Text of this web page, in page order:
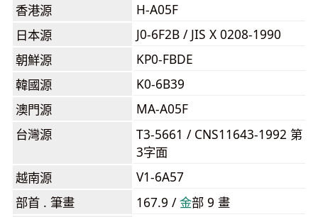
香港源
H-A05F
日本源
J0-6F2B / JIS X 0208-1990
朝鮮源
KP0-FBDE
韓國源
K0-6B39
澳門源
MA-A05F
台灣源
T3-5661 / CNS11643-1992 第
3字面
越南源
V1-6A57
部首 . 筆畫
167.9 /⾦部 9 畫